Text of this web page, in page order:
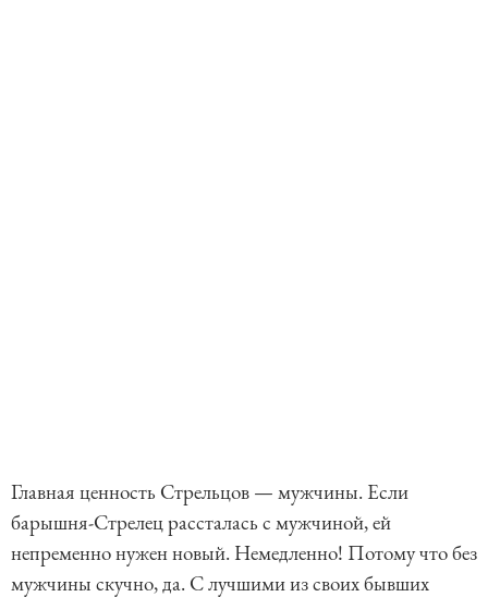
Главная ценность Стрельцов — мужчины. Если
барышня-Стрелец рассталась с мужчиной, ей
непременно нужен новый. Немедленно! Потому что без
мужчины скучно, да. С лучшими из своих бывших